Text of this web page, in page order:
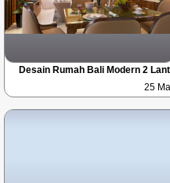
Desain Rumah Bali Modern 2
25